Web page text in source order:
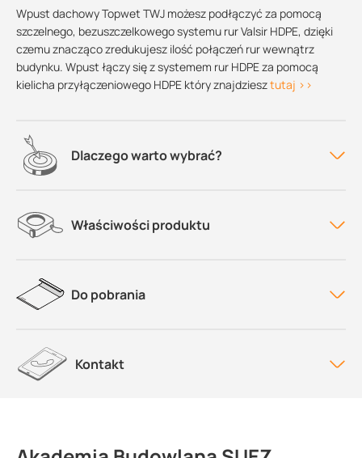
Wpust dachowy Topwet TWJ możesz podłączyć za pomocą
szczelnego, bezuszczelkowego systemu rur Valsir HDPE, dzięki
czemu znacząco zredukujesz ilość połączeń rur wewnątrz
budynku. Wpust łączy się z systemem rur HDPE za pomocą
kielicha przyłączeniowego HDPE który znajdziesztutaj >>
Dlaczego warto wybrać?
Właściwości produktu
Do pobrania
Kontakt